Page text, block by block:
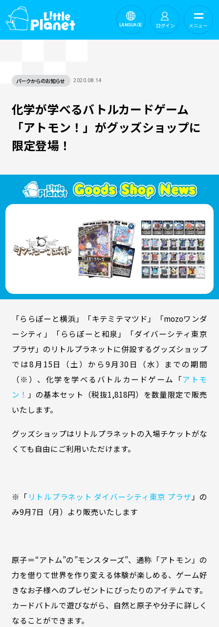
ログイン
LANGUAGE メニュー
パークからのお知らせ 2020.08.14
化学が学べるバトルカードゲーム
「アトモン！」がグッズショップに
限定登場！
「ららぽーと横浜」「キテミテマツド」「mozoワンダ
ーシティ」「ららぽーと和泉」「ダイバーシティ東京
プラザ」のリトルプラネットに併設するグッズショップ
では8月15日（土）から9月30日（水）までの期間
（※）、化学を学べるバトルカードゲーム「アトモ
ン！ 」の基本セット（税抜1,818円）を数量限定で販売
いたします。
グッズショップはリトルプラネットの入場チケットがな
くても自由にご利用いただけます。
※「 リトルプラネット ダイバーシティ東京 プラザ 」の
み9月7日（月）より販売いたします
原子＝“アトム”の”モンスターズ”、通称「アトモン」の
力を借りて世界を作り変える体験が楽しめる、ゲーム好
きなお子様へのプレゼントにぴったりのアイテムです。
カードバトルで遊びながら、自然と原子や分子に詳しく
なることができます。